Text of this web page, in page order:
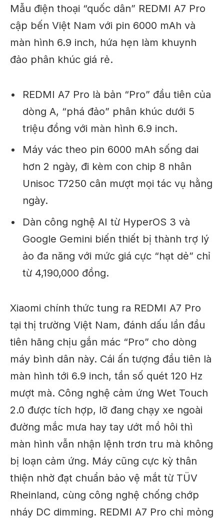
Mẫu điện thoại “quốc dân” REDMI A7 Pro
cập bến Việt Nam với pin 6000 mAh và
màn hình 6.9 inch, hứa hẹn làm khuynh
đảo phân khúc giá rẻ.
REDMI A7 Pro là bản “Pro” đầu tiên của
dòng A, “phá đảo” phân khúc dưới 5
triệu đồng với màn hình 6.9 inch.
Máy vác theo pin 6000 mAh sống dai
hơn 2 ngày, đi kèm con chip 8 nhân
Unisoc T7250 cân mượt mọi tác vụ hằng
ngày.
Dàn công nghệ AI từ HyperOS 3 và
Google Gemini biến thiết bị thành trợ lý
ảo đa năng với mức giá cực “hạt dẻ” chỉ
từ 4,190,000 đồng.
Xiaomi chính thức tung ra REDMI A7 Pro
tại thị trường Việt Nam, đánh dấu lần đầu
tiên hãng chịu gắn mác “Pro” cho dòng
máy bình dân này. Cái ấn tượng đầu tiên là
màn hình tới 6.9 inch, tần số quét 120 Hz
mượt mà. Công nghệ cảm ứng Wet Touch
2.0 được tích hợp, lỡ đang chạy xe ngoài
đường mắc mưa hay tay ướt mồ hôi thì
màn hình vẫn nhận lệnh trơn tru mà không
bị loạn cảm ứng. Máy cũng cực kỳ thân
thiện nhờ đạt chuẩn bảo vệ mắt từ TÜV
Rheinland, cùng công nghệ chống chớp
nháy DC dimming. REDMI A7 Pro chỉ mỏng